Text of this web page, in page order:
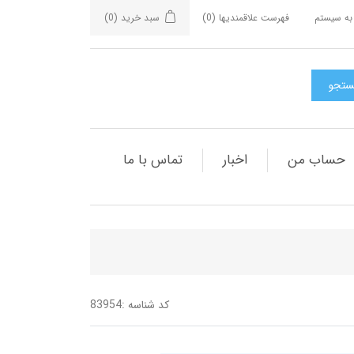
سیستم فهرست علاقمندیها (0) سبد خرید (0)
حساب من اخبار تماس با ما
کد شناسه :83954